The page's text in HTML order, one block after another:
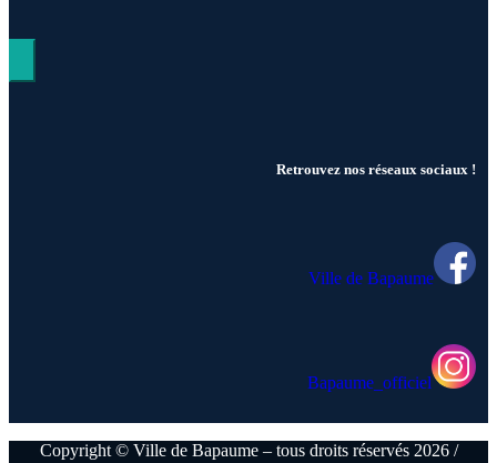
Retrouvez nos réseaux sociaux !
Ville de Bapaume
Bapaume_officiel
Copyright © Ville de Bapaume – tous droits réservés 2026 /